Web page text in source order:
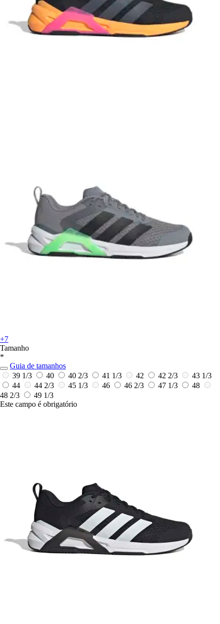
+7
Tamanho
*
Guia de tamanhos
39 1/3
40 40 2/3 41 1/3 42 42 2/3
43 1/3
44
44 2/3 45 1/3 46 46 2/3 47 1/3
48
48 2/3
49 1/3
Este campo é obrigatório